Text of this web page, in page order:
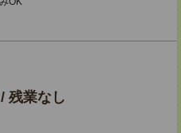
残業なし